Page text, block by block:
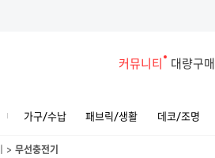
커뮤니티 대량구매
가구/수납 패브릭/생활 데코/조명
> 무선충전기